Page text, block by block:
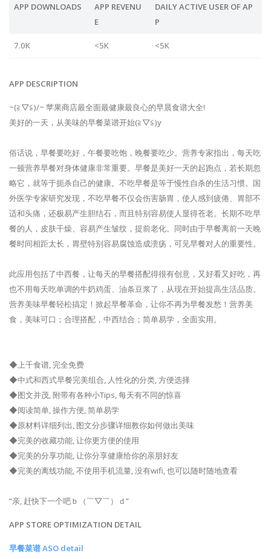
APP DOWNLOADS
APP REVENU
E
DAILY ACTIVE USER OF AP
P
7.0K <5K <5K
APP DESCRIPTION
~(≧▽≦)/~ 苹果商店最全面最健康最良心的早晨食谱大全!
美好的一天，从美味的早餐菜谱开始(≧▽≦)y
俗话说，早餐要吃好，午餐要吃饱，晚餐要吃少。营养专家指出，每天吃
一顿营养早餐对身体健康非常重要。早餐是美好一天的起跑点，若长期忽
略它，就等于扼杀自己的健康。不吃早餐是等于慢性自杀的生活习惯。国
外医学专家研究发现，不吃早餐不仅会伤害肠胃，使人感到疲倦、胃部不
适和头痛，还极易产生胆结石，而且特别容易使人显得苍老。长期不吃早
餐的人，皮肤干燥、容易产生皱纹，提前老化。同时由于早餐离前一天晚
餐时间相距太长，胃壁特别容易腐蚀造成溃疡，可见早餐对人的重要性。
此应用包括了中西餐，让每天的早餐搭配得很有创意，又好看又好吃，再
也不用每天吃单调的牛奶鸡蛋、油条豆浆了，从现在开始提高生活品质。
营养美味早餐轻松搞定！掀起早餐革命，让你不再为早餐发愁！营养美
食，美味可口；合理搭配，中西结合；简单易学，全面实用。
◆上千食谱, 完全免费
◆中式和西式早餐完美组合, 人性化的分类, 方便选择
◆图文并茂, 附带有各种小Tips, 每天有不同的惊喜
◆阅读简单, 操作方便, 简单易学
◆原材料详细列出, 图文分步骤详细教你如何做出美味
◆完美的收藏功能, 让你更方便的使用
◆完美的分享功能, 让你分享健康给你的亲朋好友
◆完美的离线功能, 不使用手机流量, 没有wifi, 也可以随时随地查看
“亲, 赶快下一个吧ｂ（￣▽￣）ｄ”
APP STORE OPTIMIZATION DETAIL
早餐菜谱 ASO detail